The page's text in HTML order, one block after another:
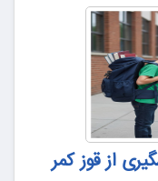
از قوز کمر